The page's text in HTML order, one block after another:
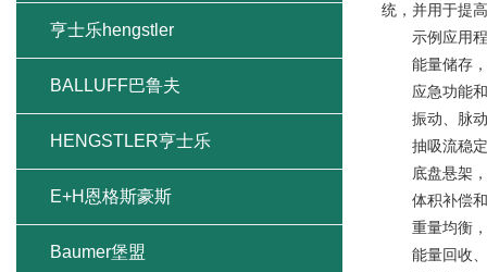
统，并用于提
示例应用程
能量储存，
应急功能和
振动、脉动(
抽吸流稳
底盘悬架，
体积补偿和
重量均衡，
能量回收、
亨士乐hengstler
BALLUFF巴鲁夫
HENGSTLER亨士乐
E+H恩格斯豪斯
Baumer堡盟